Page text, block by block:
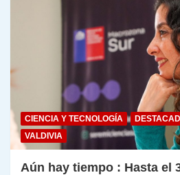
CIENCIA Y TECNOLOGÍA
VALDIVIA
Aún hay tiempo : Hasta el